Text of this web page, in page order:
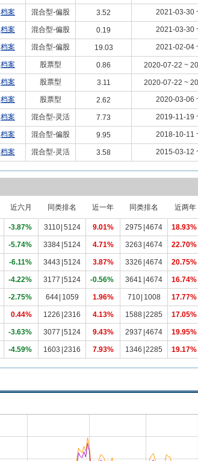
档案 混合型-偏股 3.52 2021-03-30
档案 混合型-偏股 0.19 2021-03-30
档案 混合型-偏股 19.03 2021-02-04
档案 股票型 0.86 2020-07-22 ~
档案 股票型 3.11 2020-07-22 ~
档案 股票型 2.62 2020-03-06
档案 混合型-灵活 7.73 2019-11-19
档案 混合型-偏股 9.95 2018-10-11
档案 混合型-灵活 3.58 2015-03-12
近六月 同类排名 近一年 同类排名 近两年
-3.87% 3110 5124 9.01% 2975 4674 18.93%
-5.74% 3384 5124 4.71% 3263 4674 22.70%
-6.11% 3443 5124 3.87% 3326 4674 20.75%
-4.22% 3177 5124 -0.56% 3641 4674 16.74%
-2.75% 644 1059 1.96% 710 1008 17.77%
0.44% 1226 2316 4.13% 1588 2285 17.05%
-3.63% 3077 5124 9.43% 2937 4674 19.95%
-4.59% 1603 2316 7.93% 1346 2285 19.17%